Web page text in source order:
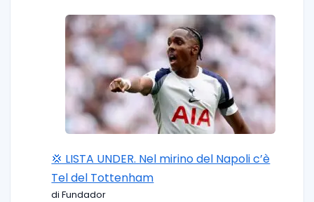
💢 LISTA UNDER. Nel mirino del Napoli c’è
Tel del Tottenham
di Fundador